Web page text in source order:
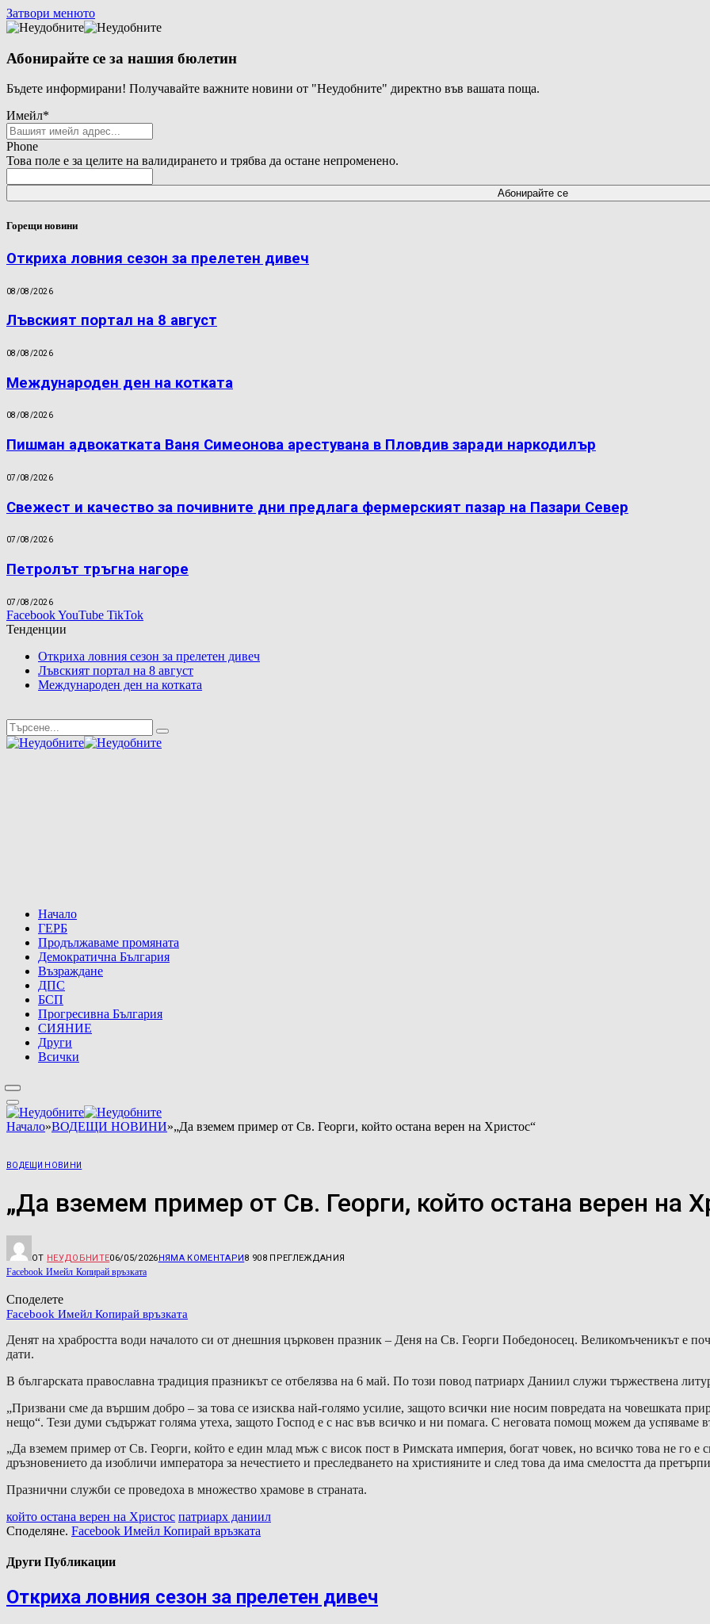
Затвори менюто
Абонирайте се за нашия бюлетин
Бъдете информирани! Получавайте важните новини от "Неудобните" директно във вашата поща.
Имейл*
Phone
Това поле е за целите на валидирането и трябва да остане непроменено.
Горещи новини
Откриха ловния сезон за прелетен дивеч
08/08/2026
Лъвският портал на 8 август
08/08/2026
Международен ден на котката
08/08/2026
Пишман адвокатката Ваня Симеонова арестувана в Пловдив заради наркодилър
07/08/2026
Свежест и качество за почивните дни предлага фермерският пазар на Пазари Север
07/08/2026
Петролът тръгна нагоре
07/08/2026
FacebookYouTube TikTok
Тенденции
Откриха ловния сезон за прелетен дивеч
Лъвският портал на 8 август
Международен ден на котката
Начало
ГЕРБ
Продължаваме промяната
Демократична България
Възраждане
ДПС
БСП
Прогресивна България
СИЯНИЕ
Други
Всички
Начало»ВОДЕЩИ НОВИНИ»„Да вземем пример от Св. Георги, който остана верен на Христос“
ВОДЕЩИ НОВИНИ
„Да вземем пример от Св. Георги, който остана верен на
ОТ НЕУДОБНИТЕ06/05/2026НЯМА КОМЕНТАРИ8 908 ПРЕГЛЕЖДАНИЯ
Facebook Имейл Копирай връзката
Споделете
Facebook Имейл Копирай връзката
Денят на храбростта води началото си от днешния църковен празник – Деня на Св. Георги Победоносец. Великомъченикът е
дати.
В българската православна традиция празникът се отбелязва на 6 май. По този повод патриарх Даниил служи тържествена
„Призвани сме да вършим добро – за това се изисква най-голямо усилие, защото всички ние носим повредата на човешката
нещо“. Тези думи съдържат голяма утеха, защото Господ е с нас във всичко и ни помага. С неговата помощ можем да успяваме
„Да вземем пример от Св. Георги, който е един млад мъж с висок пост в Римската империя, богат човек, но всичко това не го е
дръзновението да изобличи императора за нечестието и преследването на християните и след това да има смелостта да
Празнични служби се проведоха в множество храмове в страната.
който остана верен на Христос патриарх даниил
Споделяне. Facebook Имейл Копирай връзката
Други Публикации
Откриха ловния сезон за прелетен дивеч